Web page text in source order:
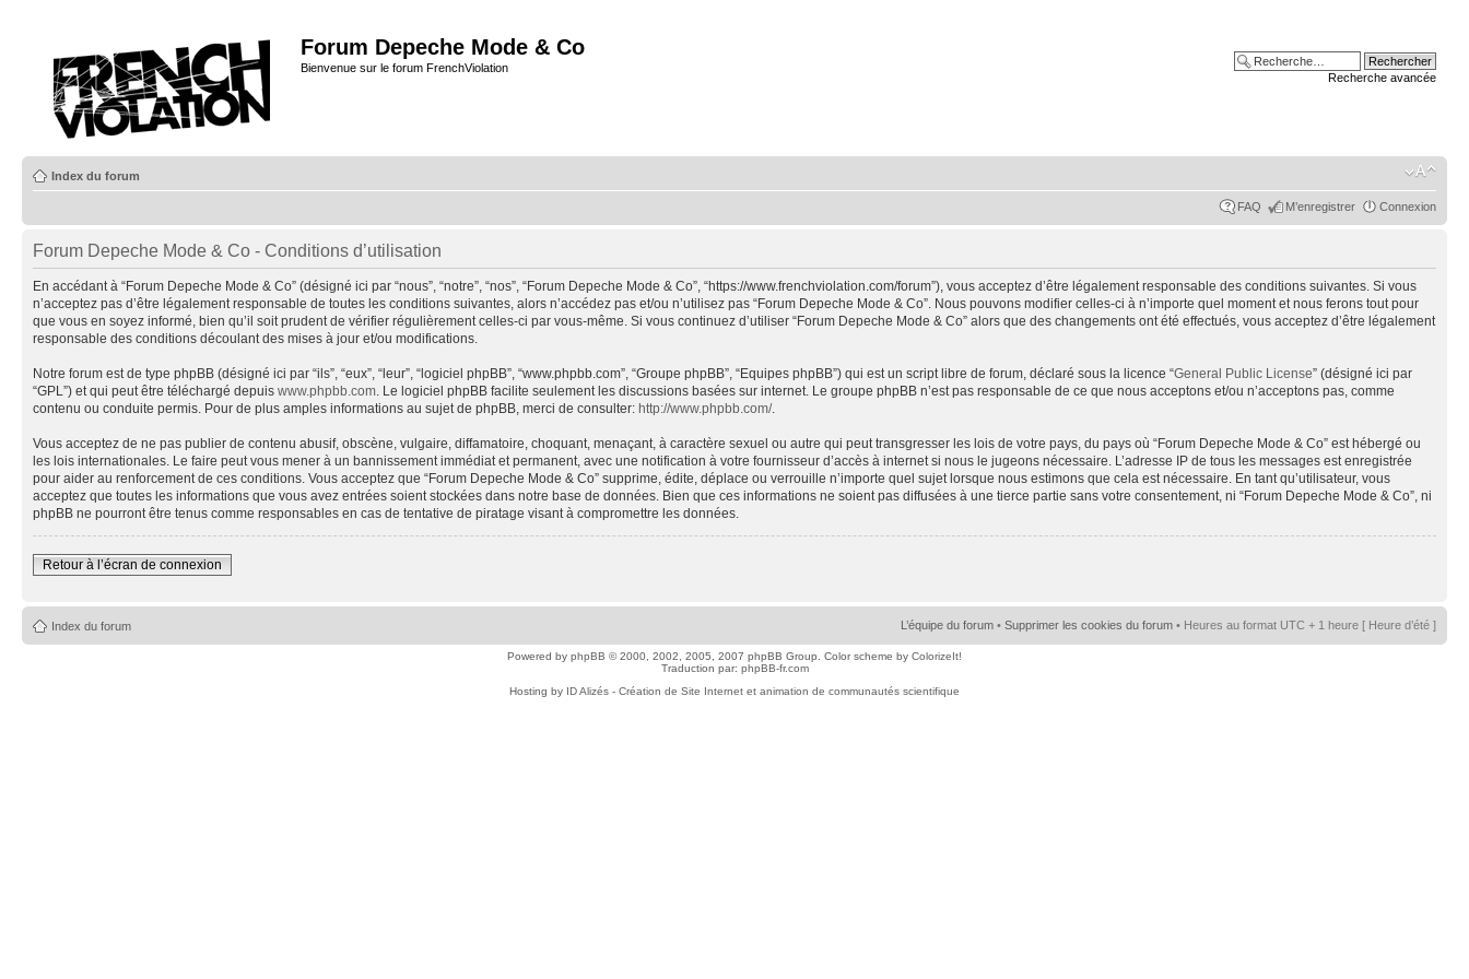
Forum Depeche Mode & Co
Bienvenue sur le forum FrenchViolation
Recherche avancée
Index du forum
FAQ M’enregistrer Connexion
Forum Depeche Mode & Co - Conditions d’utilisation
En accédant à “Forum Depeche Mode & Co” (désigné ici par “nous”, “notre”, “nos”, “Forum Depeche Mode & Co”, “https://www.frenchviolation.com/forum”), vous acceptez d’être légalement responsable des conditions suivantes. Si vous
n’acceptez pas d’être légalement responsable de toutes les conditions suivantes, alors n’accédez pas et/ou n’utilisez pas “Forum Depeche Mode & Co”. Nous pouvons modifier celles-ci à n’importe quel moment et nous ferons tout pour
que vous en soyez informé, bien qu’il soit prudent de vérifier régulièrement celles-ci par vous-même. Si vous continuez d’utiliser “Forum Depeche Mode & Co” alors que des changements ont été effectués, vous acceptez d’être légalement
responsable des conditions découlant des mises à jour et/ou modifications.
Notre forum est de type phpBB (désigné ici par “ils”, “eux”, “leur”, “logiciel phpBB”, “www.phpbb.com”, “Groupe phpBB”, “Equipes phpBB”) qui est un script libre de forum, déclaré sous la licence “General Public License” (désigné ici par
“GPL”) et qui peut être téléchargé depuis www.phpbb.com. Le logiciel phpBB facilite seulement les discussions basées sur internet. Le groupe phpBB n’est pas responsable de ce que nous acceptons et/ou n’acceptons pas, comme
contenu ou conduite permis. Pour de plus amples informations au sujet de phpBB, merci de consulter: http://www.phpbb.com/.
Vous acceptez de ne pas publier de contenu abusif, obscène, vulgaire, diffamatoire, choquant, menaçant, à caractère sexuel ou autre qui peut transgresser les lois de votre pays, du pays où “Forum Depeche Mode & Co” est hébergé ou
les lois internationales. Le faire peut vous mener à un bannissement immédiat et permanent, avec une notification à votre fournisseur d’accès à internet si nous le jugeons nécessaire. L’adresse IP de tous les messages est enregistrée
pour aider au renforcement de ces conditions. Vous acceptez que “Forum Depeche Mode & Co” supprime, édite, déplace ou verrouille n’importe quel sujet lorsque nous estimons que cela est nécessaire. En tant qu’utilisateur, vous
acceptez que toutes les informations que vous avez entrées soient stockées dans notre base de données. Bien que ces informations ne soient pas diffusées à une tierce partie sans votre consentement, ni “Forum Depeche Mode & Co”, ni
phpBB ne pourront être tenus comme responsables en cas de tentative de piratage visant à compromettre les données.
Retour à l’écran de connexion
Index du forum L’équipe du forum • Supprimer les cookies du forum • Heures au format UTC + 1 heure [ Heure d’été ]
Powered by phpBB © 2000, 2002, 2005, 2007 phpBB Group. Color scheme by ColorizeIt!
Traduction par: phpBB-fr.com
Hosting by ID Alizés - Création de Site Internet et animation de communautés scientifique